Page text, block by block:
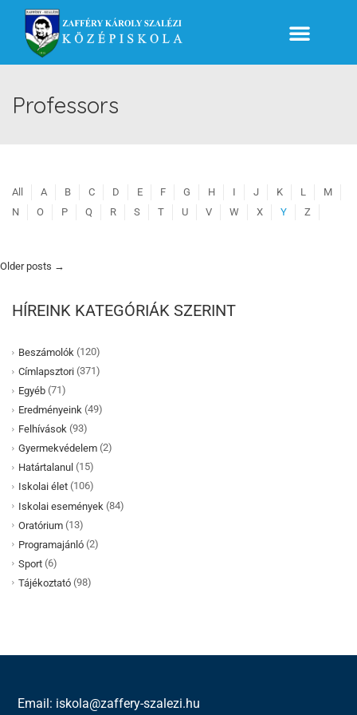
Professors
All A B C D E F G H I J K L
M
N
O P Q R S T U V W X Y Z
Older posts →
HÍREINK KATEGÓRIÁK SZERINT
Beszámolók (120)
Címlapsztori (371)
Egyéb (71)
Eredményeink (49)
Felhívások (93)
Gyermekvédelem (2)
Határtalanul (15)
Iskolai élet (106)
Iskolai események (84)
Oratórium (13)
Programajánló (2)
Sport (6)
Tájékoztató (98)
Email: iskola@zaffery-szalezi.hu